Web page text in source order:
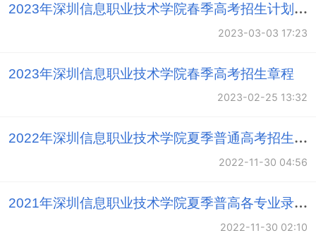
术研究所、职业教育研究所等10院2部2所；开设信息类
为主的专业45个。现有国家骨干校重点建设专业4个，国
程7门、省级精品课程24门、省级思想政治理论优质建设
两办”推进校企合作，与行业协会、著名企业共建了 4 个
二级学院。学校用2 万平米实训场地，引企入校，合作共
2023年深圳信息职业技术学院春季高考招生计划公布
2023-03-03 17:23
2023年深圳信息职业技术学院春季高考招生章程
2023-02-25 13:32
2022年深圳信息职业技术学院夏季普通高考招生计划表
2022-11-30 04:56
2021年深圳信息职业技术学院夏季普高各专业录取分数一览表
2022-11-30 02:10